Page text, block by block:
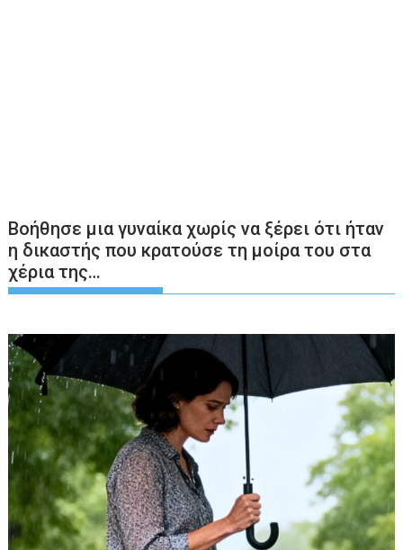
Βοήθησε μια γυναίκα χωρίς να ξέρει ότι ήταν
η δικαστής που κρατούσε τη μοίρα του στα
χέρια της…